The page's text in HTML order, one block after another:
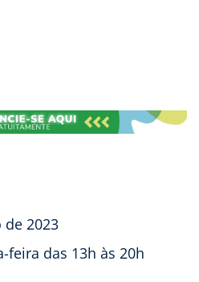
de 2023
feira das 13h às 20h